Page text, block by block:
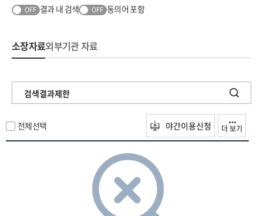
OFF 결과 내 검색 OFF 동의어 포함
소장자료외부기관 자료
검색결과제한
전체선택 야간이용신청 더 보기